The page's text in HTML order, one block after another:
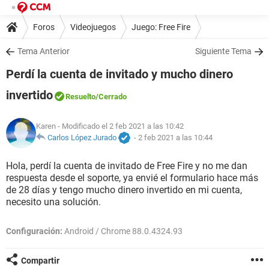
Foros Videojuegos Juego: Free Fire
Tema Anterior Siguiente Tema
Perdí la cuenta de invitado y mucho dinero
invertido
Resuelto/Cerrado
Karen - Modificado el 2 feb 2021 a las 10:42
Carlos López Jurado
- 2 feb 2021 a las 10:44
Hola, perdí la cuenta de invitado de Free Fire y no me dan
respuesta desde el soporte, ya envié el formulario hace más
de 28 días y tengo mucho dinero invertido en mi cuenta,
necesito una solución.
Configuración: Android / Chrome 88.0.4324.93
Compartir